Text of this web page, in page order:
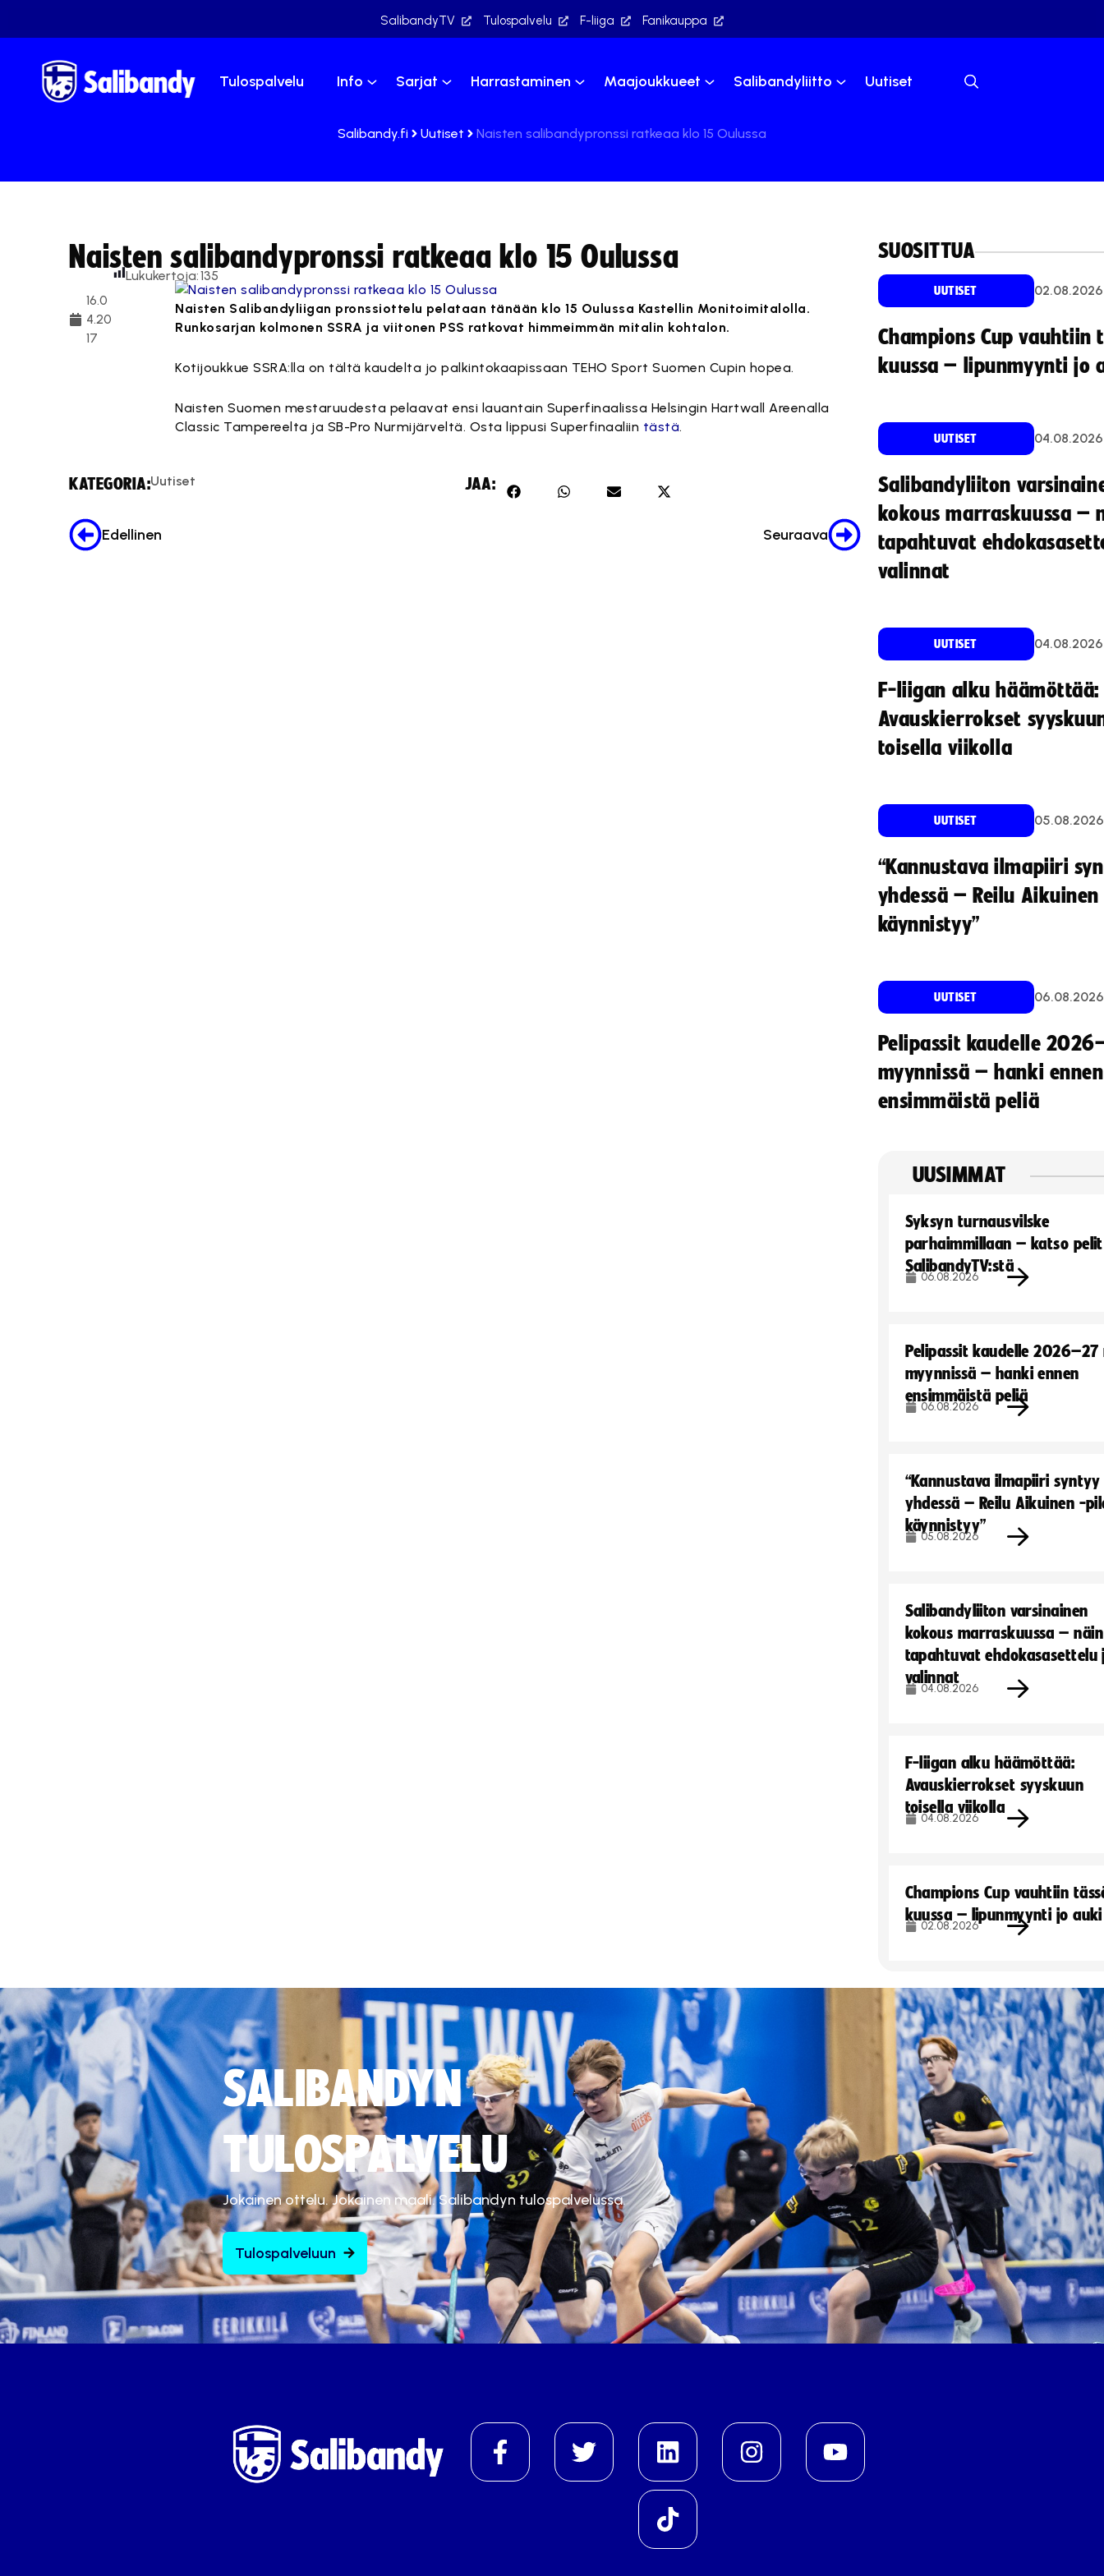
SalibandyTV Tulospalvelu F-liiga Fanikauppa
Tulospalvelu Info Sarjat Harrastaminen Maajoukkueet Salibandyliitto Uutiset
Salibandy.fi Uutiset Naisten salibandypronssi ratkeaa klo 15 Oulussa
Naisten salibandypronssi ratkeaa klo 15 Oulussa
16.0
4.20
17
Lukukertoja:135
Naisten Salibandyliigan pronssiottelu pelataan tänään klo 15 Oulussa Kastellin Monitoimitalolla.
Runkosarjan kolmonen SSRA ja viitonen PSS ratkovat himmeimmän mitalin kohtalon.
Kotijoukkue SSRA:lla on tältä kaudelta jo palkintokaapissaan TEHO Sport Suomen Cupin hopea.
Naisten Suomen mestaruudesta pelaavat ensi lauantain Superfinaalissa Helsingin Hartwall Areenalla
Classic Tampereelta ja SB-Pro Nurmijärveltä. Osta lippusi Superfinaaliin tästä.
KATEGORIA:Uutiset JAA:
Edellinen Seuraava
SUOSITTUA
UUTISET 02.08.2026
Champions Cup vauhtiin
kuussa – lipunmyynti jo
UUTISET 04.08.2026
Salibandyliiton
kokous marraskuussa –
tapahtuvat
valinnat
UUTISET 04.08.2026
F-liigan alku häämöttää:
Avauskierrokset
toisella viikolla
UUTISET 05.08.2026
“Kannustava ilmapiiri
yhdessä – Reilu
käynnistyy”
UUTISET 06.08.2026
Pelipassit kaudelle
myynnissä – hanki ennen
ensimmäistä peliä
UUSIMMAT
Syksyn turnausvilske
parhaimmillaan – katso pelit
SalibandyTV:stä
06.08.2026
Pelipassit kaudelle
myynnissä – hanki ennen
ensimmäistä peliä
06.08.2026
“Kannustava ilmapiiri syntyy
yhdessä – Reilu Aikuinen -
käynnistyy”
05.08.2026
Salibandyliiton varsinainen
kokous marraskuussa – näin
tapahtuvat ehdokasasettelu
valinnat
04.08.2026
F-liigan alku häämöttää:
Avauskierrokset syyskuun
toisella viikolla
04.08.2026
Champions Cup vauhtiin
kuussa – lipunmyynti jo auki
02.08.2026
SALIBANDYN
TULOSPALVELU
Jokainen ottelu. Jokainen maali. Salibandyn tulospalvelussa.
Tulospalveluun